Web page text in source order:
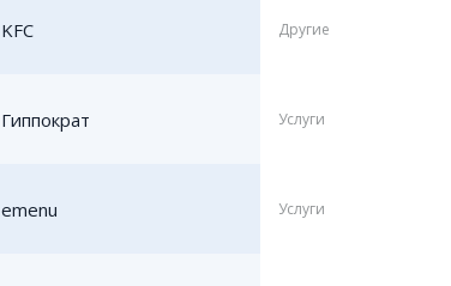
KFC Другие
Гиппократ Услуги
emenu Услуги